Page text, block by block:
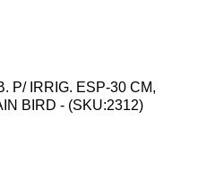
P/ IRRIG. ESP-30 CM,
BIRD - (SKU:2312)